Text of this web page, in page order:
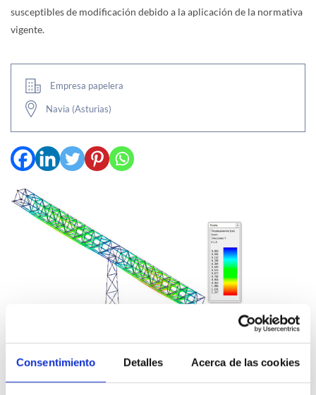
Consentimiento Detalles Acerca de las cookies
susceptibles de modificación debido a la aplicación de la normativa
vigente.
Empresa papelera
Navia (Asturias)